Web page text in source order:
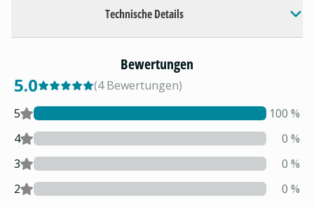
Technische Details
Bewertungen
5.0 (4 Bewertungen)
5
100 %
4
0 %
3
0 %
2
0 %